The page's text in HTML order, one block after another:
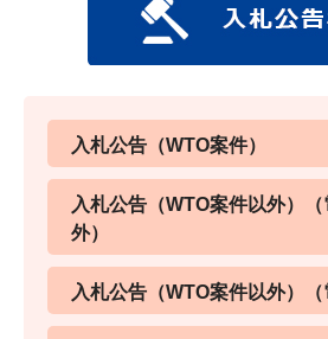
入札公告（WTO案件）
入札公告（WTO案件以外）
外）
入札公告（WTO案件以外）（